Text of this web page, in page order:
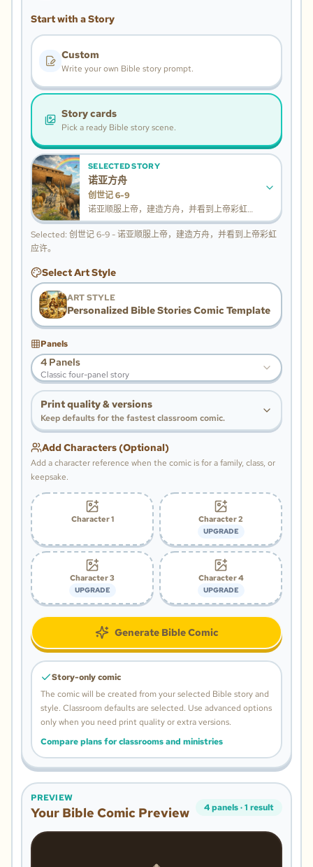
Start with a Story
Custom
Write your own Bible story prompt.
Story cards
Pick a ready Bible story scene.
SELECTED STORY
诺亚方舟
创世记 6-9
诺亚顺服上帝，建造方舟，并看到上帝彩虹应
许。
Selected: 创世记 6-9 - 诺亚顺服上帝，建造方舟，并看到上帝彩虹
应许。
Select Art Style
ART STYLE
Personalized Bible Stories Comic Template
Panels
4 Panels
Classic four-panel story
Print quality & versions
Keep defaults for the fastest classroom comic.
Add Characters (Optional)
Add a character reference when the comic is for a family, class, or
keepsake.
Character 1 Character 2
UPGRADE
Character 3
UPGRADE
Character 4
UPGRADE
Generate Bible Comic
Story-only comic
The comic will be created from your selected Bible story and
style. Classroom defaults are selected. Use advanced options
only when you need print quality or extra versions.
Compare plans for classrooms and ministries
PREVIEW
Your Bible Comic Preview 4panels·1 result